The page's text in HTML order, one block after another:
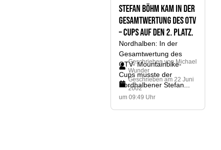
Stefan Böhm kam in der
Gesamtwertung des OTV
– Cups auf den 2. Platz.
Nordhalben: In der
Gesamtwertung des
OTV- Mountainbike-
Cups musste der
Nordhalbener Stefan...
Geschrieben vonMichael
Wunder
Geschrieben am 22 Juni
2002
um 09:49 Uhr